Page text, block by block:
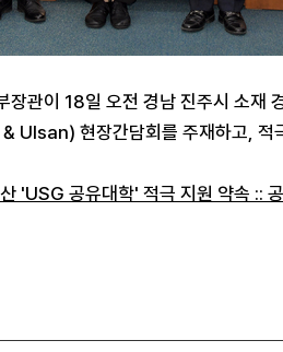
장관이 18일 오전 경남 진주시 소
현장간담회를 주재하고, 적
산 'USG 공유대학' 적극 지원 약속